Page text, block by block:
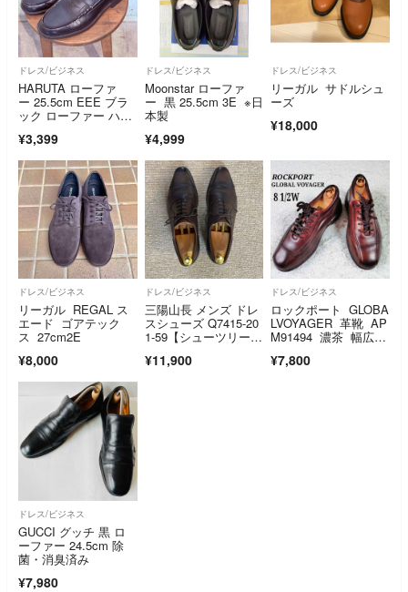
ドレス/ビジネス
HARUTA ローファ
ー 25.5cm EEE ブラ
ック ローファー ハル
¥3,399
ドレス/ビジネス
Moonstar ローファ
ー 黒 25.5cm 3E ※日
本製
¥4,999
ドレス/ビジネス
リーガル サドルシュ
ーズ
¥18,000
ドレス/ビジネス
リーガル REGAL ス
エード ゴアテック
ス 27cm2E
¥8,000
ドレス/ビジネス
三陽山長 メンズ ドレ
スシューズ Q7415-20
1-59【シューツリー付
¥11,900
ドレス/ビジネス
ロックポート GLOBA
LVOYAGER 革靴 AP
M91494 濃茶 幅広 2
ト 軽量 シューズ ス
¥7,800
ドレス/ビジネス
GUCCI グッチ 黒 ロ
ーファー 24.5cm 除
菌・消臭済み
¥7,980